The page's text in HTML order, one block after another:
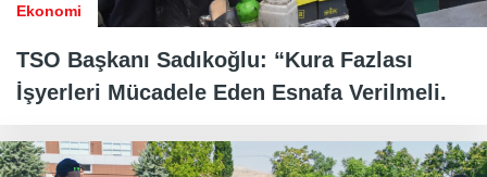
Ekonomi
TSO Başkanı Sadıkoğlu: “Kura Fazlası
İşyerleri Mücadele Eden Esnafa Verilmeli.